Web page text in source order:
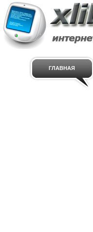
ГЛАВНАЯ